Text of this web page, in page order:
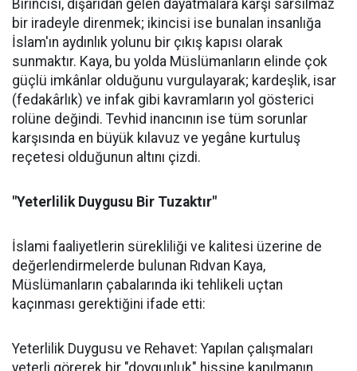
Birincisi, dışarıdan gelen dayatmalara karşı sarsılmaz
bir iradeyle direnmek; ikincisi ise bunalan insanlığa
İslam'ın aydınlık yolunu bir çıkış kapısı olarak
sunmaktır. Kaya, bu yolda Müslümanların elinde çok
güçlü imkânlar olduğunu vurgulayarak; kardeşlik, isar
(fedakârlık) ve infak gibi kavramların yol gösterici
rolüne değindi. Tevhid inancının ise tüm sorunlar
karşısında en büyük kılavuz ve yegâne kurtuluş
reçetesi olduğunun altını çizdi.
"Yeterlilik Duygusu Bir Tuzaktır"
İslami faaliyetlerin sürekliliği ve kalitesi üzerine de
değerlendirmelerde bulunan Rıdvan Kaya,
Müslümanların çabalarında iki tehlikeli uçtan
kaçınması gerektiğini ifade etti:
Yeterlilik Duygusu ve Rehavet: Yapılan çalışmaları
yeterli görerek bir "doygunluk" hissine kapılmanın